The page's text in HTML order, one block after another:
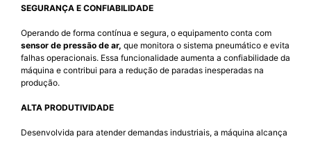
SEGURANÇA E CONFIABILIDADE
Operando de forma contínua e segura, o equipamento conta com
sensor de pressão de ar, que monitora o sistema pneumático e evita
falhas operacionais. Essa funcionalidade aumenta a confiabilidade da
máquina e contribui para a redução de paradas inesperadas na
produção.
ALTA PRODUTIVIDADE
Desenvolvida para atender demandas industriais, a máquina alcança